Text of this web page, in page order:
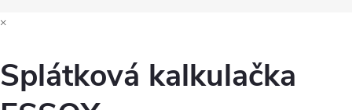
×
Splátková kalkulačka